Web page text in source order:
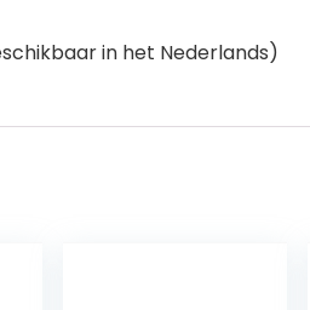
in het Nederlands)